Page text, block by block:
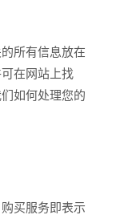
所有信息放在
在网站上找
如何处理您的
买服务即表示